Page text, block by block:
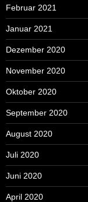
Februar 2021
Januar 2021
Dezember 2020
November 2020
Oktober 2020
September 2020
August 2020
Juli 2020
Juni 2020
April 2020